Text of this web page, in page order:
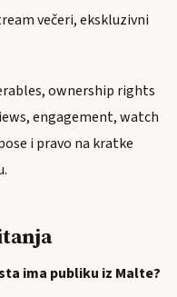
večeri, ekskluzivni
ownership rights
engagement, watch
i pravo na kratke
ima publiku iz Malte?